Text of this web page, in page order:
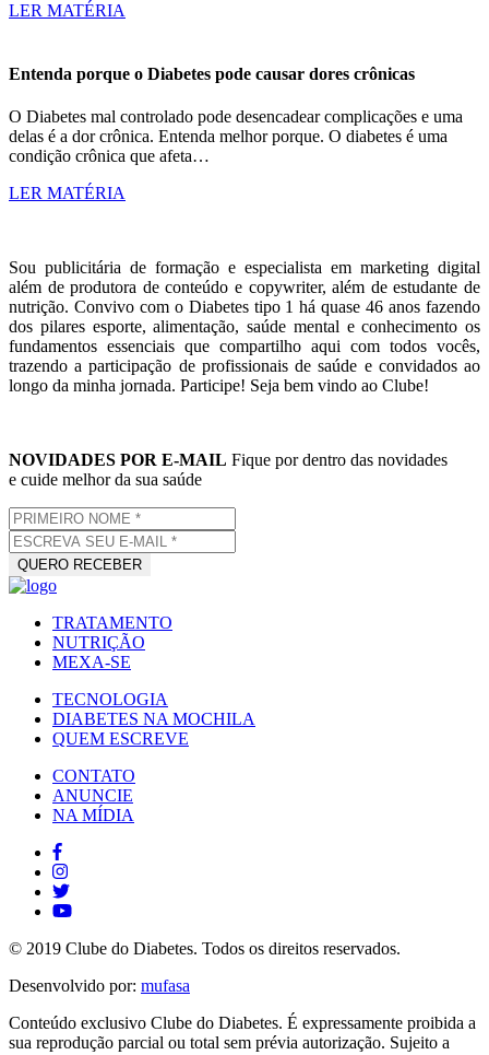
LER MATÉRIA
Entenda porque o Diabetes pode causar dores crônicas
O Diabetes mal controlado pode desencadear complicações e uma
delas é a dor crônica. Entenda melhor porque. O diabetes é uma
condição crônica que afeta…
LER MATÉRIA
Sou publicitária de formação e especialista em marketing digital
além de produtora de conteúdo e copywriter, além de estudante de
nutrição. Convivo com o Diabetes tipo 1 há quase 46 anos fazendo
dos pilares esporte, alimentação, saúde mental e conhecimento os
fundamentos essenciais que compartilho aqui com todos vocês,
trazendo a participação de profissionais de saúde e convidados ao
longo da minha jornada. Participe! Seja bem vindo ao Clube!
NOVIDADES POR E-MAIL Fique por dentro das novidades
e cuide melhor da sua saúde
TRATAMENTO
NUTRIÇÃO
MEXA-SE
TECNOLOGIA
DIABETES NA MOCHILA
QUEM ESCREVE
CONTATO
ANUNCIE
NA MÍDIA
© 2019 Clube do Diabetes. Todos os direitos reservados.
Desenvolvido por: mufasa
Conteúdo exclusivo Clube do Diabetes. É expressamente proibida a
sua reprodução parcial ou total sem prévia autorização. Sujeito a